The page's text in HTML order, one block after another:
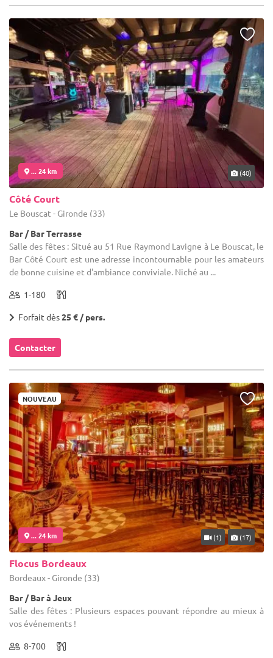
... 24 km (40)
Côté Court
Le Bouscat - Gironde (33)
Bar / Bar Terrasse
Salle des fêtes : Situé au 51 Rue Raymond Lavigne à Le Bouscat, le
Bar Côté Court est une adresse incontournable pour les amateurs
de bonne cuisine et d'ambiance conviviale. Niché au ...
1-180
Forfait dès25 € / pers.
Contacter
NOUVEAU
... 24 km (1) (17)
Flocus Bordeaux
Bordeaux - Gironde (33)
Bar / Bar à Jeux
Salle des fêtes : Plusieurs espaces pouvant répondre au mieux à
vos événements !
8-700